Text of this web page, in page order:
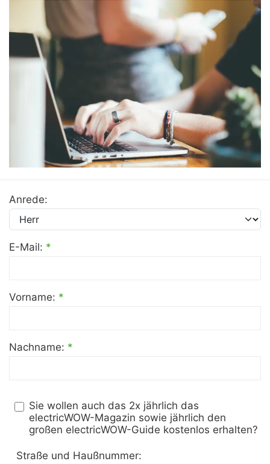
Anrede:
E-Mail: *
Vorname: *
Nachname: *
Sie wollen auch das 2x jährlich das
electricWOW-Magazin sowie jährlich den
großen electricWOW-Guide kostenlos erhalten?
Straße und Haußnummer: